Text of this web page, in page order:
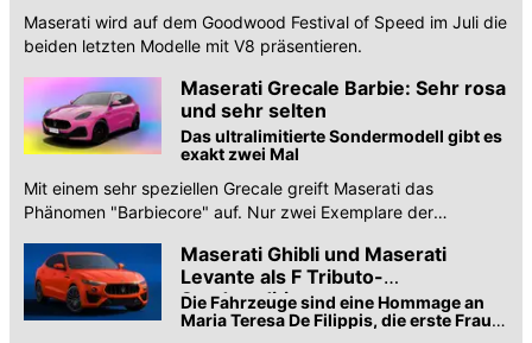
Maserati wird auf dem Goodwood Festival of Speed im Juli die
beiden letzten Modelle mit V8 präsentieren.
Maserati Grecale Barbie: Sehr rosa
und sehr selten
Das ultralimitierte Sondermodell gibt es
exakt zwei Mal
Mit einem sehr speziellen Grecale greift Maserati das
Phänomen "Barbiecore" auf. Nur zwei Exemplare der
Maserati Ghibli und Maserati
Levante als F Tributo-
Sondereditionen
Die Fahrzeuge sind eine Hommage an
Maria Teresa De Filippis, die erste Frau,